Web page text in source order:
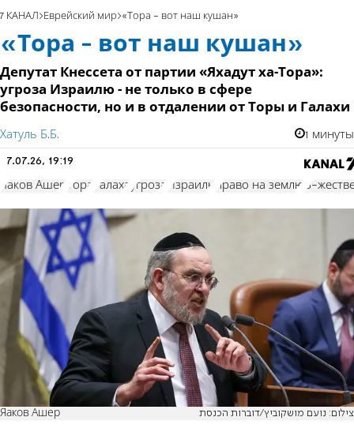
7 КАНАЛ Еврейский мир «Тора - вот наш кушан»
«Тора - вот наш кушан»
Депутат Кнессета от партии «Яхадут ха-Тора»:
угроза Израилю - не только в сфере
безопасности, но и в отдалении от Торы и Галахи
Хатуль Б.Б. 1 минуты
7.07.26, 19:19
Яаков Ашер Тора Галаха угроза Израиль право на землю Б-
Яаков Ашер צילום: נועם מושקוביץ/דוברות הכנסת